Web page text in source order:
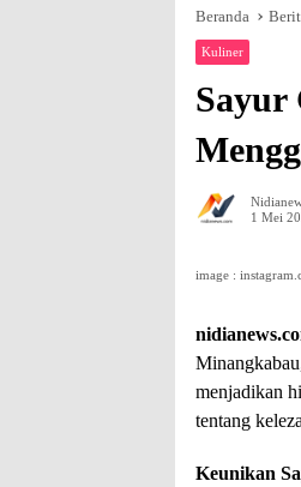
Beranda
Kuliner
Sayur
1 Mei
image :
menjadikan
tentang
Keunikan